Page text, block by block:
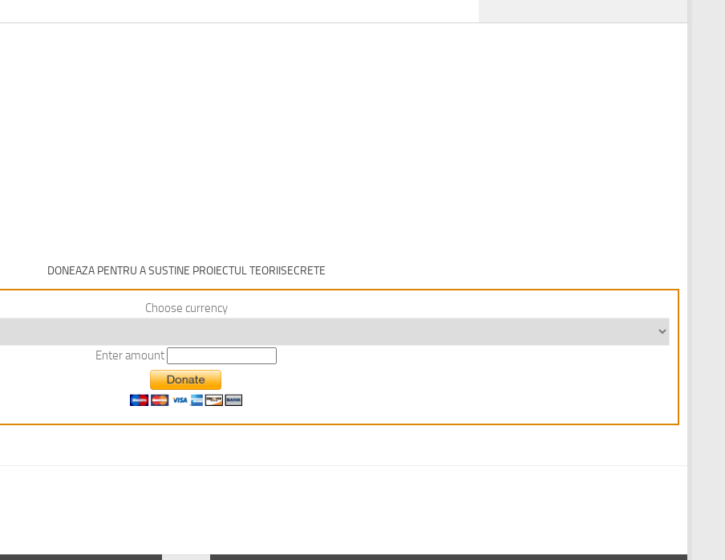
DONEAZA PENTRU A SUSTINE PROIECTUL TEORIISECRETE
Choose currency
Enter amount